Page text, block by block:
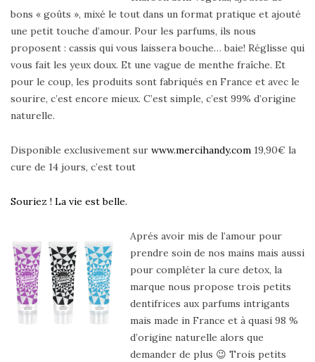
bons « goûts », mixé le tout dans un format pratique et ajouté
une petit touche d’amour. Pour les parfums, ils nous
proposent : cassis qui vous laissera bouche… baie! Réglisse qui
vous fait les yeux doux. Et une vague de menthe fraîche. Et
pour le coup, les produits sont fabriqués en France et avec le
sourire, c’est encore mieux. C’est simple, c’est 99% d’origine
naturelle.
Disponible exclusivement sur www.mercihandy.com 19,90€ la
cure de 14 jours, c’est tout
Souriez ! La vie est belle.
Aprés avoir mis de l’amour pour
prendre soin de nos mains mais aussi
pour compléter la cure detox, la
marque nous propose trois petits
dentifrices aux parfums intrigants
mais made in France et à quasi 98 %
d’origine naturelle alors que
demander de plus 😉 Trois petits